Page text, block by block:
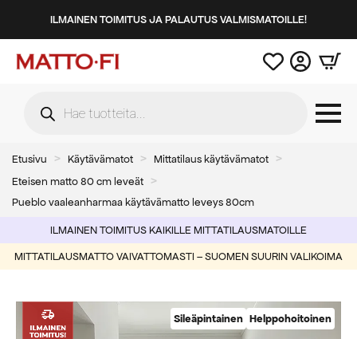
ILMAINEN TOIMITUS JA PALAUTUS VALMISMATOILLE!
search
Etusivu Käytävämatot
Mittatilaus käytävämatot
Eteisen matto 80 cm leveät
Pueblo vaaleanharmaa käytävämatto leveys 80cm
ILMAINEN TOIMITUS KAIKILLE MITTATILAUSMATOILLE
MITTATILAUSMATTO VAIVATTOMASTI – SUOMEN SUURIN VALIKOIMA
Sileäpintainen Helppohoitoinen